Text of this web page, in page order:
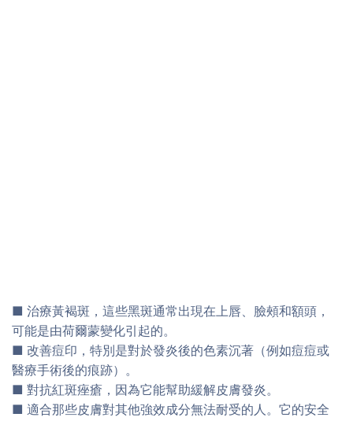
■ 治療黃褐斑，這些黑斑通常出現在上唇、臉頰和額頭，
可能是由荷爾蒙變化引起的。
■ 改善痘印，特別是對於發炎後的色素沉著（例如痘痘或
醫療手術後的痕跡）。
■ 對抗紅斑痤瘡，因為它能幫助緩解皮膚發炎。
■ 適合那些皮膚對其他強效成分無法耐受的人。它的安全